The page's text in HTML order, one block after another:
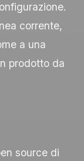
corrente,
a una
prodotto da
source di